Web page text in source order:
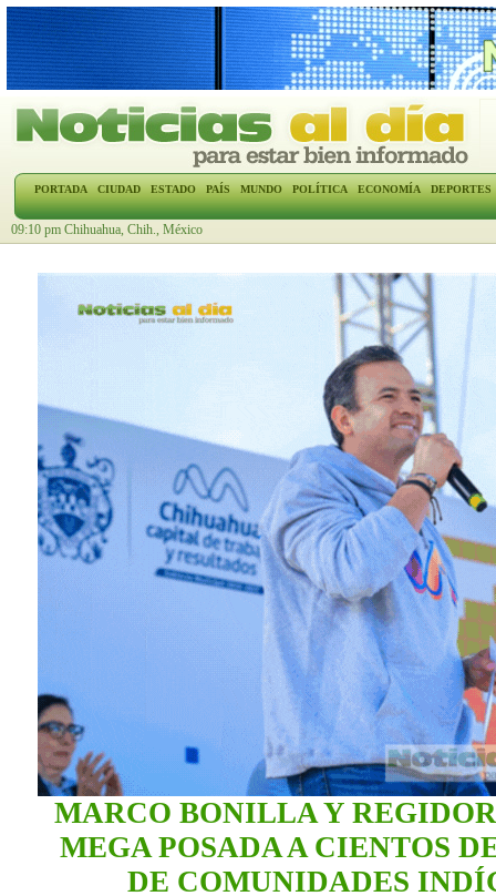
PORTADA CIUDAD ESTADO PAÍS MUNDO POLÍTICA ECONOMÍA DEPORTES
09:10 pm Chihuahua, Chih., México
MARCO BONILLA Y
MEGA POSADA A CIENTOS
DE COMUNIDADES